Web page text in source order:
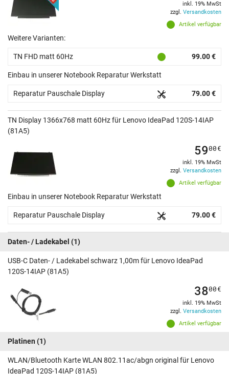
Artikel verfügbar
inkl. 19% MwSt
zzgl. Versandkosten
Weitere Varianten:
TN FHD matt 60Hz 99.00 €
Einbau in unserer Notebook Reparatur Werkstatt
Reparatur Pauschale Display 79.00 €
TN Display 1366x768 matt 60Hz für Lenovo IdeaPad 120S-14IAP
(81A5)
Artikel verfügbar
5900€
inkl. 19% MwSt
zzgl. Versandkosten
Einbau in unserer Notebook Reparatur Werkstatt
Reparatur Pauschale Display 79.00 €
Daten- / Ladekabel (1)
USB-C Daten- / Ladekabel schwarz 1,00m für Lenovo IdeaPad
120S-14IAP (81A5)
Artikel verfügbar
3800€
inkl. 19% MwSt
zzgl. Versandkosten
Platinen (1)
WLAN/Bluetooth Karte WLAN 802.11ac/abgn original für Lenovo
IdeaPad 120S-14IAP (81A5)